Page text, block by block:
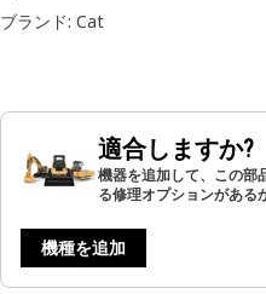
ブランド: Cat
適合しますか?
機器を追加して、この部
る修理オプションがある
機種を追加